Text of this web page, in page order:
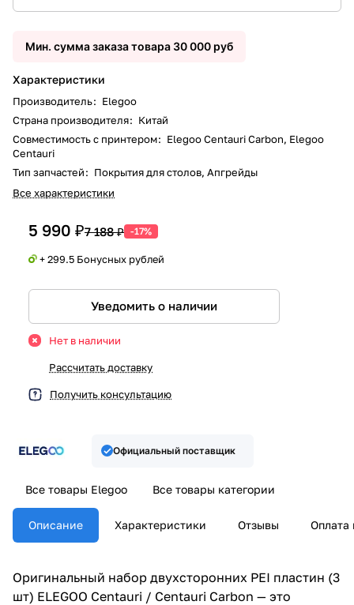
Мин. сумма заказа товара 30 000 руб
Характеристики
Производитель: Elegoo
Страна производителя: Китай
Совместимость с принтером: Elegoo Centauri Carbon, Elegoo
Centauri
Тип запчастей: Покрытия для столов, Апгрейды
Все характеристики
5 990 ₽7 188 ₽ -17%
+ 299.5 Бонусных рублей
Уведомить о наличии
Нет в наличии
Рассчитать доставку
Получить консультацию
Официальный поставщик
Все товары Elegoo Все товары категории
Описание Характеристики Отзывы Оплата
Оригинальный набор двухсторонних PEI пластин (3
шт) ELEGOO Centauri / Centauri Carbon — это